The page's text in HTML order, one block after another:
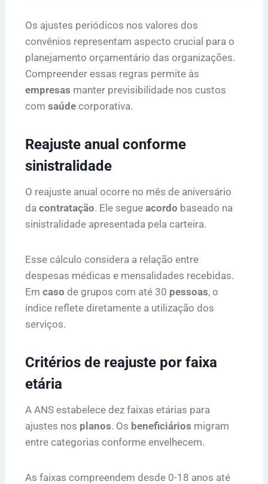
Os ajustes periódicos nos valores dos
convênios representam aspecto crucial para o
planejamento orçamentário das organizações.
Compreender essas regras permite às
empresas manter previsibilidade nos custos
com saúde corporativa.
Reajuste anual conforme
sinistralidade
O reajuste anual ocorre no mês de aniversário
da contratação. Ele segue acordo baseado na
sinistralidade apresentada pela carteira.
Esse cálculo considera a relação entre
despesas médicas e mensalidades recebidas.
Em caso de grupos com até 30 pessoas, o
índice reflete diretamente a utilização dos
serviços.
Critérios de reajuste por faixa
etária
A ANS estabelece dez faixas etárias para
ajustes nos planos. Os beneficiários migram
entre categorias conforme envelhecem.
As faixas compreendem desde 0-18 anos até